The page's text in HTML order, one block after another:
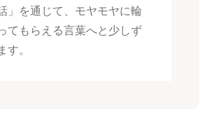
」を通じて、モヤモヤに輪
てもらえる言葉へと少しず
す。